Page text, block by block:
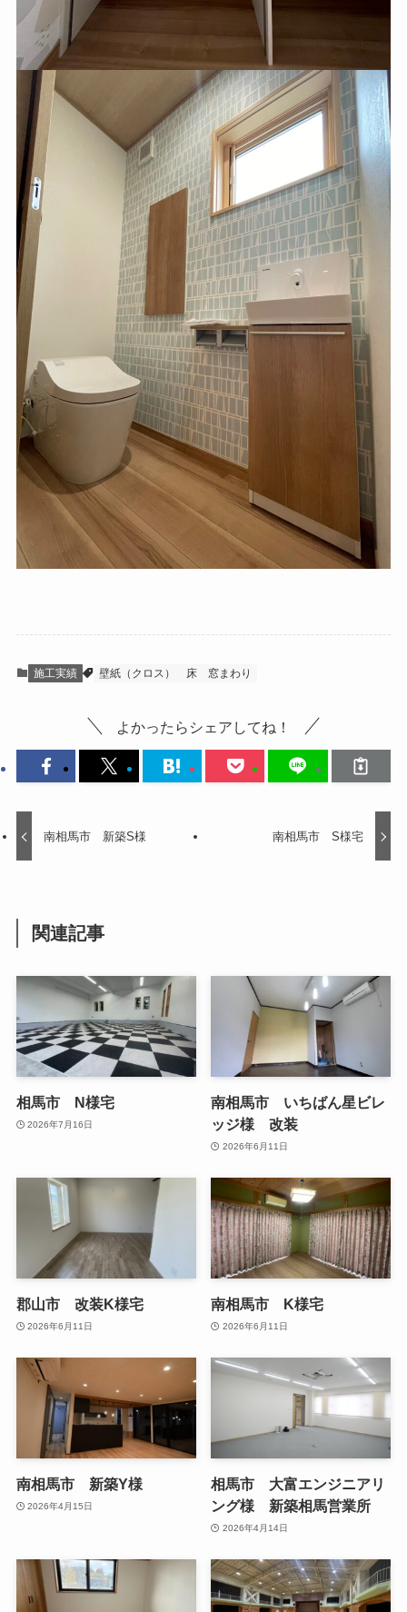
施工実績 壁紙（クロス） 床 窓まわり
よかったらシェアしてね！
南相馬市 新築S様 南相馬市 S様宅
関連記事
相馬市 N様宅
2026年7月16日
南相馬市 いちばん星ビレ
ッジ様 改装
2026年6月11日
郡山市 改装K様宅
2026年6月11日
南相馬市 K様宅
2026年6月11日
南相馬市 新築Y様
2026年4月15日
相馬市 大富エンジニアリ
ング様 新築相馬営業所
2026年4月14日